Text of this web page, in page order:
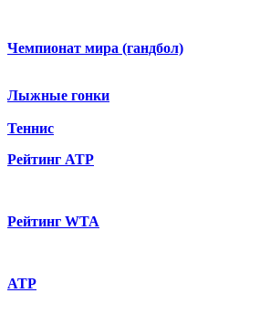
Чемпионат мира (гандбол)
Лыжные гонки
Теннис
Рейтинг ATP
Рейтинг WTA
ATP